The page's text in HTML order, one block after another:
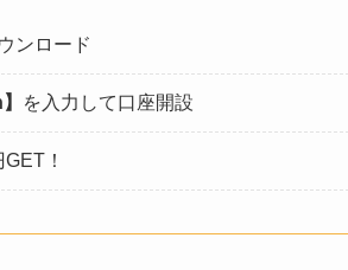
ンロード
を入力して口座開設
！